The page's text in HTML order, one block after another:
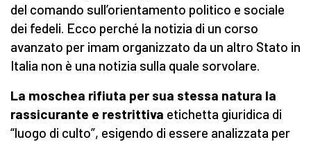
del comando sull’orientamento politico e sociale
dei fedeli. Ecco perché la notizia di un corso
avanzato per imam organizzato da un altro Stato in
Italia non è una notizia sulla quale sorvolare.
La moschea rifiuta per sua stessa natura la
rassicurante e restrittiva etichetta giuridica di
“luogo di culto”, esigendo di essere analizzata per